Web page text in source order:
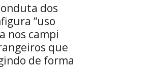
dos
“uso
nos campi
que
de forma